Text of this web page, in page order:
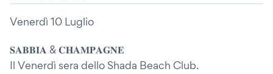
Venerdì 10 Luglio
𝐒𝐀𝐁𝐁𝐈𝐀 & 𝐂𝐇𝐀𝐌𝐏𝐀𝐆𝐍𝐄
Il Venerdì sera dello Shada Beach Club.